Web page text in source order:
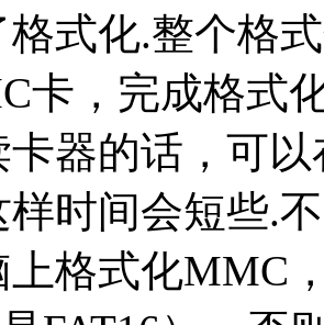
式化.整个格
卡，完成格式
卡器的话，可
样时间会短些.
上格式化MMC